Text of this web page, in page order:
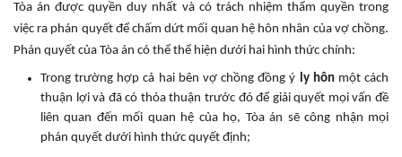
Tòa án được quyền duy nhất và có trách nhiệm thẩm quyền trong
việc ra phán quyết để chấm dứt mối quan hệ hôn nhân của vợ chồng.
Phán quyết của Tòa án có thể thể hiện dưới hai hình thức chính:
Trong trường hợp cả hai bên vợ chồng đồng ý ly hônmột cách
thuận lợi và đã có thỏa thuận trước đó để giải quyết mọi vấn đề
liên quan đến mối quan hệ của họ, Tòa án sẽ công nhận mọi
phán quyết dưới hình thức quyết định;